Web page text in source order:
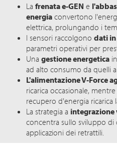
La frenata e-GEN e
energia convertono
elettrica, prolungando i
I sensori raccolgono dati
parametri operativi per
Una gestione energetica
ad alto consumo da quelli
L'alimentazione V-Force
ricarica occasionale,
recupero d'energia ricarica
La strategia a integrazione
concentra sullo sviluppo
applicazioni dei retrattili.